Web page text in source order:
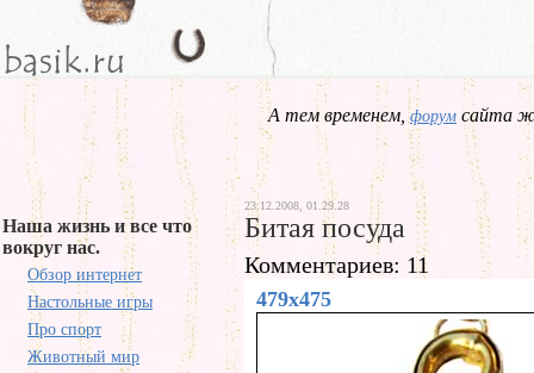
А тем временем,форум сайта
Наша жизнь и все что
вокруг нас.
Обзор интернет
Настольные игры
Про спорт
Животный мир
23.12.2008, 01.29.28
Битая посуда
Комментариев: 11
479x475